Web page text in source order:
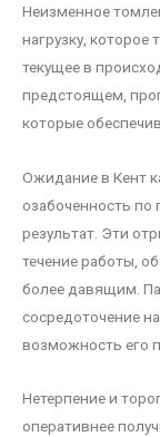
Неизменное
нагрузку,
текущее в
предстоящем,
которые
Ожидание в Кент
озабоченность по
результат. Эти
течение работы,
более давящим.
сосредоточение
возможность его
Нетерпение и
оперативнее